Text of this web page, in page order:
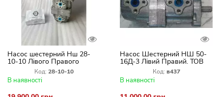
Насос шестерний Нш 28-
10-10 Лівого Правого
Врощування
Код: 28-10-10
В наявності
Насос Шестерний НШ 50-
16Д-3 Лівий Правий. ТОВ
Код: в437
В наявності